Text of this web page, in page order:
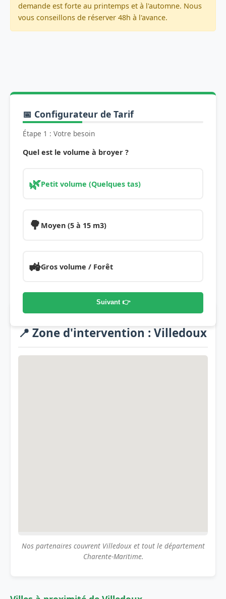
demande est forte au printemps et à l'automne. Nous
vous conseillons de réserver 48h à l'avance.
📅 Configurateur de Tarif
Étape 1 : Votre besoin
Quel est le volume à broyer ?
🌿Petit volume (Quelques tas)
🌳 Moyen (5 à 15 m3)
🚜Gros volume / Forêt
Suivant 👉
📍 Zone d'intervention : Villedoux
Nos partenaires couvrent Villedoux et tout le département
Charente-Maritime.